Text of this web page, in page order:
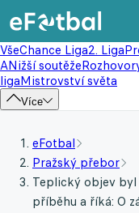
VšeChance Liga2. Liga
ANižší soutěže
ligaMistrovství světa
Více
eFotbal
Pražský přebor
Teplický objev
příběhu a říká: O